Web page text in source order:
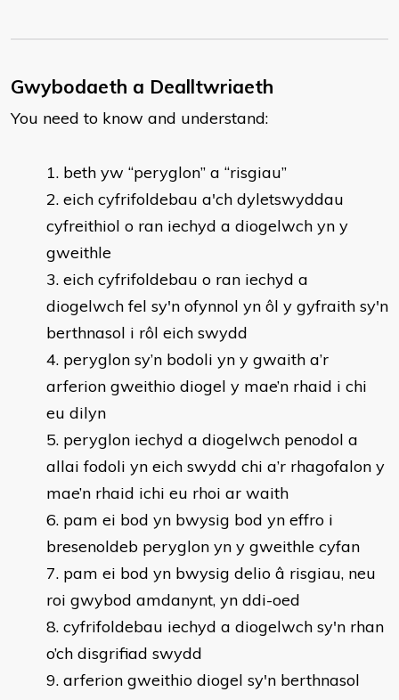
Gwybodaeth a Dealltwriaeth
You need to know and understand:
beth yw “peryglon” a “risgiau”
2. eich cyfrifoldebau a'ch dyletswyddau
cyfreithiol o ran iechyd a diogelwch yn y
gweithle
3. eich cyfrifoldebau o ran iechyd a
diogelwch fel sy'n ofynnol yn ôl y gyfraith sy'n
berthnasol i rôl eich swydd
4. peryglon sy’n bodoli yn y gwaith a’r
arferion gweithio diogel y mae’n rhaid i chi
eu dilyn
5. peryglon iechyd a diogelwch penodol a
allai fodoli yn eich swydd chi a’r rhagofalon y
mae’n rhaid ichi eu rhoi ar waith
6. pam ei bod yn bwysig bod yn effro i
bresenoldeb peryglon yn y gweithle cyfan
7. pam ei bod yn bwysig delio â risgiau, neu
roi gwybod amdanynt, yn ddi-oed
8. cyfrifoldebau iechyd a diogelwch sy'n rhan
o’ch disgrifiad swydd
9. arferion gweithio diogel sy'n berthnasol